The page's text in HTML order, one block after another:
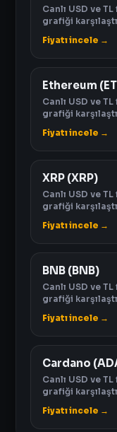
Canlı USD ve
grafiği
Fiyatı incele →
Ethereum
Canlı USD ve
grafiği
Fiyatı incele →
XRP (XRP)
Canlı USD ve
grafiği
Fiyatı incele →
BNB (BNB)
Canlı USD ve
grafiği
Fiyatı incele →
Cardano
Canlı USD ve
grafiği
Fiyatı incele →